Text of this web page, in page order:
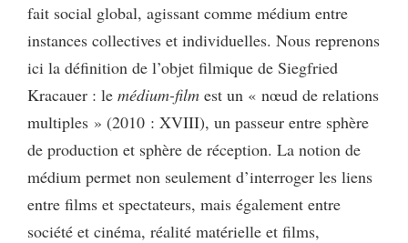
fait social global, agissant comme médium entre
instances collectives et individuelles. Nous reprenons
ici la définition de l’objet filmique de Siegfried
Kracauer : le médium-film est un « nœud de relations
multiples » (2010 : XVIII), un passeur entre sphère
de production et sphère de réception. La notion de
médium permet non seulement d’interroger les liens
entre films et spectateurs, mais également entre
société et cinéma, réalité matérielle et films,